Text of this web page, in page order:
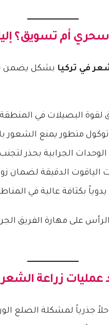
سحري أم تسويق؟
في تركيا بشكل يضمن
لقوة البصيلات في
متطور يمنع الشعور
الجرابية بحذر
الدقيقة لضمان
بكثافة عالية في
على مهارة الفريق
زراعة الشعر
حلاً جذرياً لمشكلة الصلع